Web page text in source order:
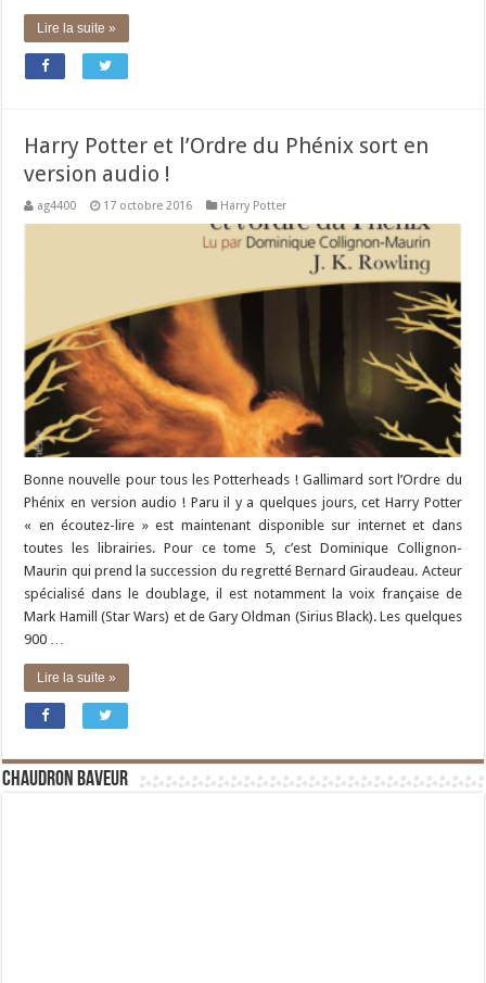
Lire la suite »
Harry Potter et l’Ordre du Phénix sort en
version audio !
ag4400 17 octobre 2016 Harry Potter
Bonne nouvelle pour tous les Potterheads ! Gallimard sort l’Ordre du
Phénix en version audio ! Paru il y a quelques jours, cet Harry Potter
« en écoutez-lire » est maintenant disponible sur internet et dans
toutes les librairies. Pour ce tome 5, c’est Dominique Collignon-
Maurin qui prend la succession du regretté Bernard Giraudeau. Acteur
spécialisé dans le doublage, il est notamment la voix française de
Mark Hamill (Star Wars) et de Gary Oldman (Sirius Black). Les quelques
900 …
Lire la suite »
Chaudron Baveur